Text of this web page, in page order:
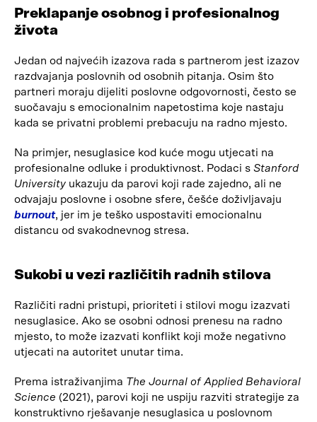
Preklapanje osobnog i profesionalnog
života
Jedan od najvećih izazova rada s partnerom jest izazov
razdvajanja poslovnih od osobnih pitanja. Osim što
partneri moraju dijeliti poslovne odgovornosti, često se
suočavaju s emocionalnim napetostima koje nastaju
kada se privatni problemi prebacuju na radno mjesto.
Na primjer, nesuglasice kod kuće mogu utjecati na
profesionalne odluke i produktivnost. Podaci s Stanford
University ukazuju da parovi koji rade zajedno, ali ne
odvajaju poslovne i osobne sfere, češće doživljavaju
burnout, jer im je teško uspostaviti emocionalnu
distancu od svakodnevnog stresa.
Sukobi u vezi različitih radnih stilova
Različiti radni pristupi, prioriteti i stilovi mogu izazvati
nesuglasice. Ako se osobni odnosi prenesu na radno
mjesto, to može izazvati konflikt koji može negativno
utjecati na autoritet unutar tima.
Prema istraživanjima The Journal of Applied Behavioral
Science (2021), parovi koji ne uspiju razviti strategije za
konstruktivno rješavanje nesuglasica u poslovnom